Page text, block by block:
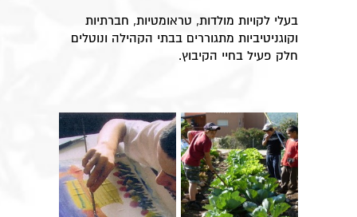
בעלי לקויות מולדות, טראומטיות, חברתיות
וקוגניטיביות מתגוררים בבתי הקהילה ונוטלים
חלק פעיל בחיי הקיבוץ.